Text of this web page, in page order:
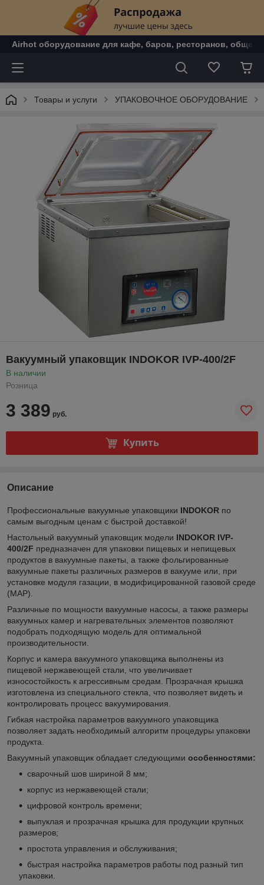
Airhot оборудование для кафе, баров, ресторанов,
Товары и услуги УПАКОВОЧНОЕ ОБОРУДОВАНИЕ
Вакуумный упаковщик INDOKOR IVP-400/2F
В наличии
Розница
3 389 руб.
Купить
Описание
Профессиональные вакуумные упаковщики INDOKOR по
самым выгодным ценам с быстрой доставкой!
Настольный вакуумный упаковщик модели INDOKOR IVP-
400/2F предназначен для упаковки пищевых и непищевых
продуктов в вакуумные пакеты, а также фольгированные
вакуумные пакеты различных размеров в вакууме или, при
установке модуля газации, в модифицированной газовой среде
(MAP).
Различные по мощности вакуумные насосы, а также размеры
вакуумных камер и нагревательных элементов позволяют
подобрать подходящую модель для оптимальной
производительности.
Корпус и камера вакуумного упаковщика выполнены из
пищевой нержавеющей стали, что увеличивает
износостойкость к агрессивным средам. Прозрачная крышка
изготовлена из специального стекла, что позволяет видеть и
контролировать процесс вакуумирования.
Гибкая настройка параметров вакуумного упаковщика
позволяет задать необходимый алгоритм процедуры упаковки
продукта.
Вакуумный упаковщик обладает следующими особенностями:
сварочный шов шириной 8 мм;
корпус из нержавеющей стали;
цифровой контроль времени;
выпуклая и прозрачная крышка для продукции крупных
размеров;
простота управления и обслуживания;
быстрая настройка параметров работы под разный тип
упаковки.